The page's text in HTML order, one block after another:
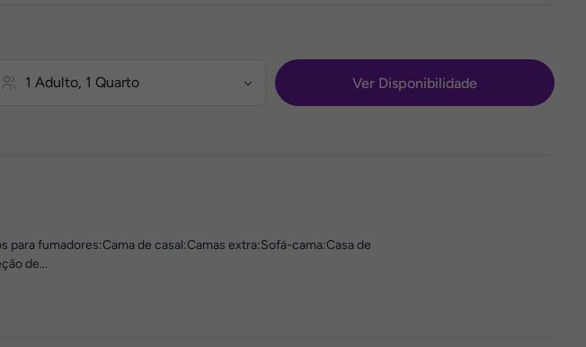
Ver Disponibilidade
fumadores:Cama de casal:Camas extra:Sofá-cama:Casa de
de...